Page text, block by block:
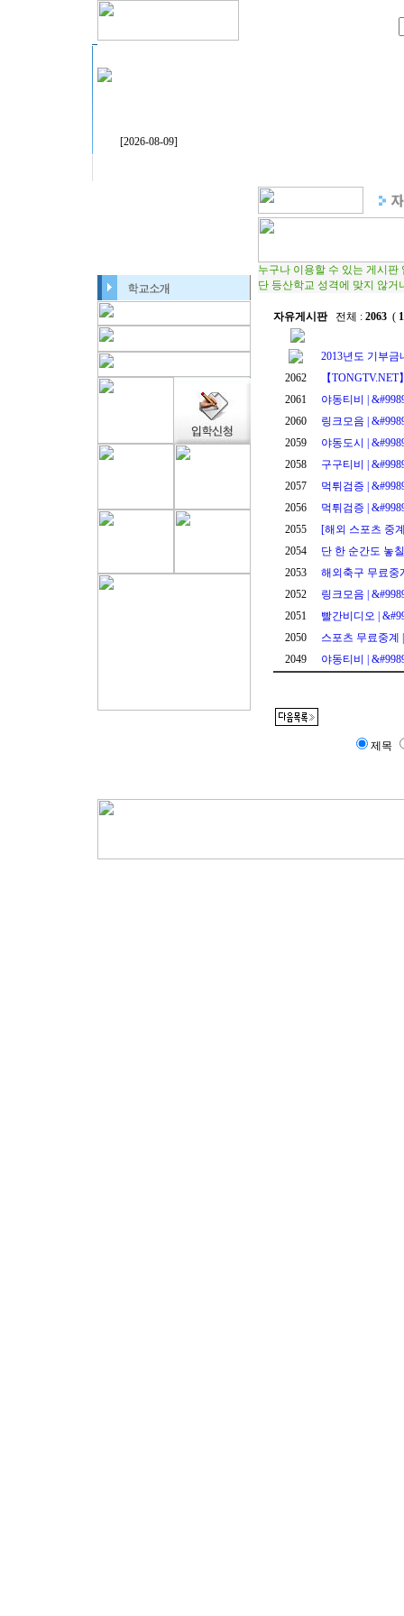
[2026-08-09]
누구나 이용할 수 있는 게시판
단 등산학교 성격에 맞지 않
자유게시판전체 : 2063 ( 1
2013년도 기부
2062
【
2061
야동티비 |
2060
링크모음 |
2059
야동도시 |
2058
구구티비 |
2057
먹튀검증 |
2056
먹튀검증 |
2055
[해외 스포츠 중
2054
단 한 순간도 놓
2053
해외축구 무료중
2052
링크모음 |
2051
빨간비디오 |
2050
스포츠 무료중계
2049
야동티비 |
제목